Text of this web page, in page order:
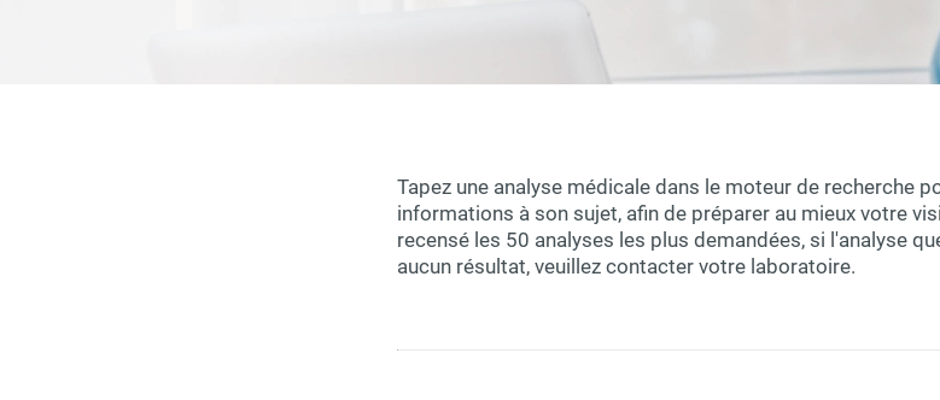
Tapez une analyse médicale dans le moteur de recherche
informations à son sujet, afin de préparer au mieux votre
recensé les 50 analyses les plus demandées, si l'analyse
aucun résultat, veuillez contacter votre laboratoire.